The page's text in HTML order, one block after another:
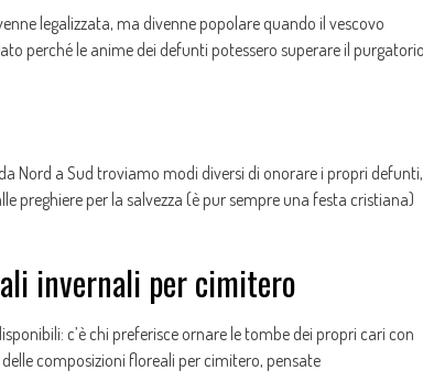
legalizzata, ma divenne popolare quando il vescovo
perché le anime dei defunti potessero superare il
Nord a Sud troviamo modi diversi di onorare i propri defunti,
preghiere per la salvezza (è pur sempre una festa cristiana)
invernali per cimitero
c’è chi preferisce ornare le tombe dei propri cari con
composizioni floreali per cimitero, pensate